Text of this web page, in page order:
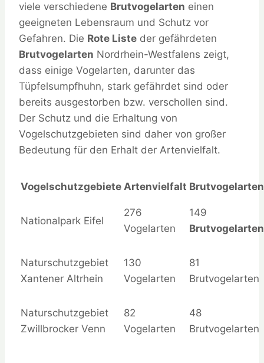
viele verschiedene Brutvogelarten einen
geeigneten Lebensraum und Schutz vor
Gefahren. Die Rote Liste der gefährdeten
Brutvogelarten Nordrhein-Westfalens zeigt,
dass einige Vogelarten, darunter das
Tüpfelsumpfhuhn, stark gefährdet sind oder
bereits ausgestorben bzw. verschollen sind.
Der Schutz und die Erhaltung von
Vogelschutzgebieten sind daher von großer
Bedeutung für den Erhalt der Artenvielfalt.
Vogelschutzgebiete Artenvielfalt Brutvogelarten
Nationalpark Eifel
276
Vogelarten
149
Brutvogelarten
Naturschutzgebiet
Xantener Altrhein
130
Vogelarten
81
Brutvogelarten
Naturschutzgebiet
Zwillbrocker Venn
82
Vogelarten
48
Brutvogelarten